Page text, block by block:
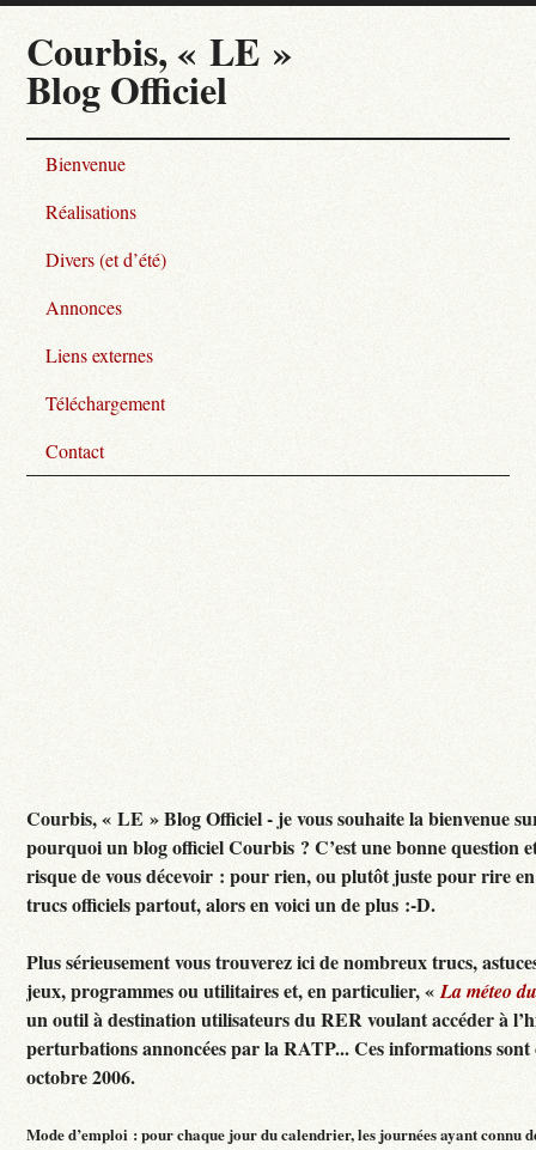
Courbis, « LE »
Blog Officiel
Bienvenue
Réalisations
Divers (et d’été)
Annonces
Liens externes
Téléchargement
Contact
Courbis, « LE » Blog Officiel - je vous souhaite la bienvenue
pourquoi un blog officiel Courbis ? C’est une bonne question
risque de vous décevoir : pour rien, ou plutôt juste pour rire
trucs officiels partout, alors en voici un de plus :-D.
Plus sérieusement vous trouverez ici de nombreux trucs,
jeux, programmes ou utilitaires et, en particulier, «La méteo
un outil à destination utilisateurs du RER voulant accéder à
perturbations annoncées par la RATP... Ces informations sont
octobre 2006.
Mode d’emploi : pour chaque jour du calendrier, les journées ayant connu